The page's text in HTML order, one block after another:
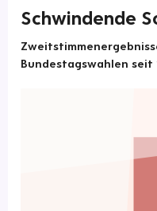
Schwindende
Bundestagswahlen seit